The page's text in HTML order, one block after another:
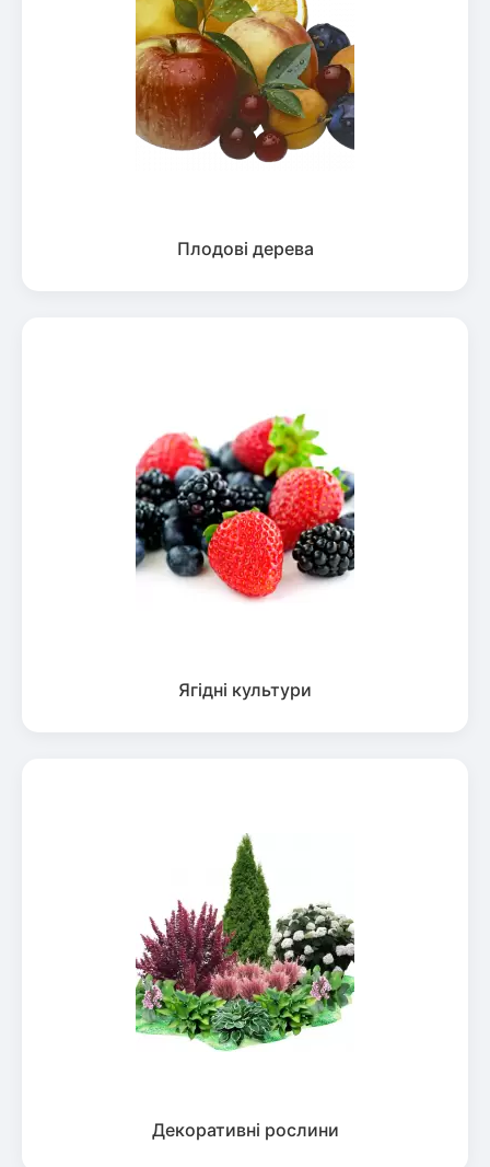
Плодові дерева
Ягідні культури
Декоративні рослини